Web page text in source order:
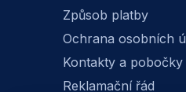
Způsob platby
Ochrana osobních
Kontakty a pobočky
Reklamační řád